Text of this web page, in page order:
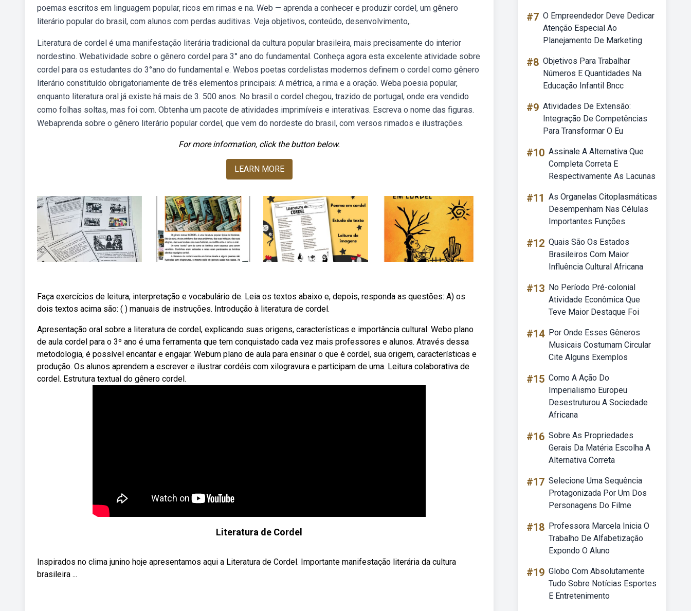
poemas escritos em linguagem popular, ricos em rimas e na. Web — aprenda a conhecer e produzir cordel, um gênero
literário popular do brasil, com alunos com perdas auditivas. Veja objetivos, conteúdo, desenvolvimento,.
Literatura de cordel é uma manifestação literária tradicional da cultura popular brasileira, mais precisamente do interior
nordestino. Webatividade sobre o gênero cordel para 3° ano do fundamental. Conheça agora esta excelente atividade sobre
cordel para os estudantes do 3°ano do fundamental e. Webos poetas cordelistas modernos definem o cordel como gênero
literário constituído obrigatoriamente de três elementos principais: A métrica, a rima e a oração. Weba poesia popular,
enquanto literatura oral já existe há mais de 3. 500 anos. No brasil o cordel chegou, trazido de portugal, onde era vendido
como folhas soltas, mas foi com. Obtenha um pacote de atividades imprimíveis e interativas. Escreva o nome das figuras.
Webaprenda sobre o gênero literário popular cordel, que vem do nordeste do brasil, com versos rimados e ilustrações.
For more information, click the button below.
LEARN MORE
Faça exercícios de leitura, interpretação e vocabulário de. Leia os textos abaixo e, depois, responda as questões: A) os
dois textos acima são: ( ) manuais de instruções. Introdução à literatura de cordel.
Apresentação oral sobre a literatura de cordel, explicando suas origens, características e importância cultural. Webo plano
de aula cordel para o 3º ano é uma ferramenta que tem conquistado cada vez mais professores e alunos. Através dessa
metodologia, é possível encantar e engajar. Webum plano de aula para ensinar o que é cordel, sua origem, características e
produção. Os alunos aprendem a escrever e ilustrar cordéis com xilogravura e participam de uma. Leitura colaborativa de
cordel. Estrutura textual do gênero cordel.
Literatura de Cordel
Inspirados no clima junino hoje apresentamos aqui a Literatura de Cordel. Importante manifestação literária da cultura
brasileira ...
#7 O Empreendedor Deve Dedicar
Atenção Especial Ao
Planejamento De Marketing
#8 Objetivos Para Trabalhar
Números E Quantidades Na
Educação Infantil Bncc
#9 Atividades De Extensão:
Integração De Competências
Para Transformar O Eu
#10 Assinale A Alternativa Que
Completa Correta E
Respectivamente As Lacunas
#11 As Organelas Citoplasmáticas
Desempenham Nas Células
Importantes Funções
#12 Quais São Os Estados
Brasileiros Com Maior
Influência Cultural Africana
#13 No Período Pré-colonial
Atividade Econômica Que
Teve Maior Destaque Foi
#14 Por Onde Esses Gêneros
Musicais Costumam Circular
Cite Alguns Exemplos
#15 Como A Ação Do
Imperialismo Europeu
Desestruturou A Sociedade
Africana
#16 Sobre As Propriedades
Gerais Da Matéria Escolha A
Alternativa Correta
#17 Selecione Uma Sequência
Protagonizada Por Um Dos
Personagens Do Filme
#18 Professora Marcela Inicia O
Trabalho De Alfabetização
Expondo O Aluno
#19 Globo Com Absolutamente
Tudo Sobre Notícias Esportes
E Entretenimento